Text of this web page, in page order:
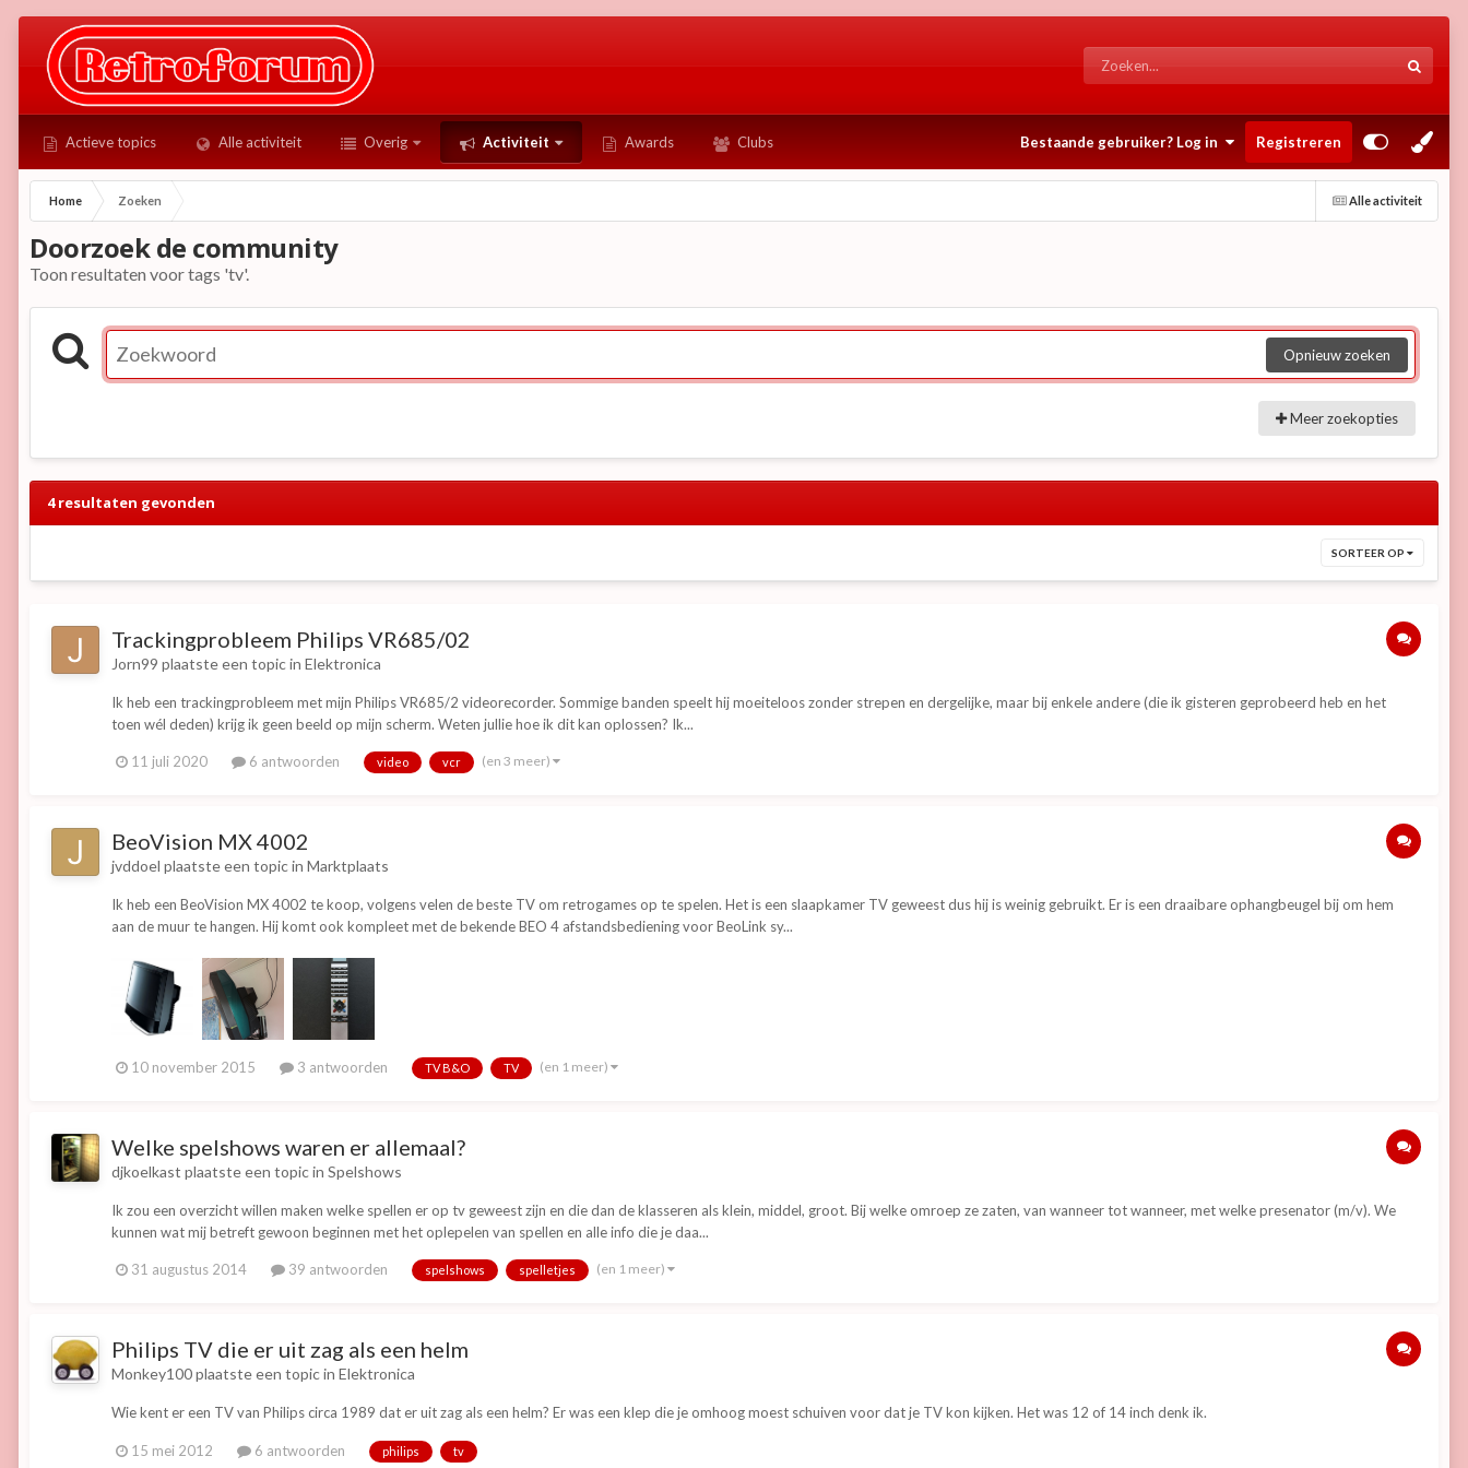
Actieve topics Alle activiteit Overig Activiteit Awards Clubs Bestaande gebruiker? Log in Registreren
Alle activiteit
Home Zoeken
Doorzoek de community
Toon resultaten voor tags 'tv'.
Opnieuw zoeken
Meer zoekopties
4 resultaten gevonden
SORTEER OP
Trackingprobleem Philips VR685/02
Jorn99 plaatste een topic in Elektronica
Ik heb een trackingprobleem met mijn Philips VR685/2 videorecorder. Sommige banden speelt hij moeiteloos zonder strepen en dergelijke, maar bij enkele andere (die ik gisteren geprobeerd heb en het
toen wél deden) krijg ik geen beeld op mijn scherm. Weten jullie hoe ik dit kan oplossen? Ik...
11 juli 2020 6 antwoorden video vcr (en 3 meer)
BeoVision MX 4002
jvddoel plaatste een topic in Marktplaats
Ik heb een BeoVision MX 4002 te koop, volgens velen de beste TV om retrogames op te spelen. Het is een slaapkamer TV geweest dus hij is weinig gebruikt. Er is een draaibare ophangbeugel bij om hem
aan de muur te hangen. Hij komt ook kompleet met de bekende BEO 4 afstandsbediening voor BeoLink sy...
10 november 2015 3 antwoorden TV B&O TV (en 1 meer)
Welke spelshows waren er allemaal?
djkoelkast plaatste een topic in Spelshows
Ik zou een overzicht willen maken welke spellen er op tv geweest zijn en die dan de klasseren als klein, middel, groot. Bij welke omroep ze zaten, van wanneer tot wanneer, met welke presenator (m/v). We
kunnen wat mij betreft gewoon beginnen met het oplepelen van spellen en alle info die je daa...
31 augustus 2014 39 antwoorden spelshows spelletjes (en 1 meer)
Philips TV die er uit zag als een helm
Monkey100plaatste een topic in Elektronica
Wie kent er een TV van Philips circa 1989 dat er uit zag als een helm? Er was een klep die je omhoog moest schuiven voor dat je TV kon kijken. Het was 12 of 14 inch denk ik.
15 mei 2012 6 antwoorden philips tv